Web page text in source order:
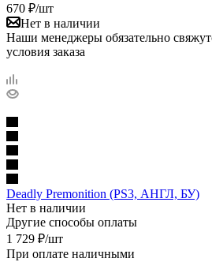
670 ₽/шт
Нет в наличии
Наши менеджеры обязательно
условия заказа
Deadly Premonition (PS3, АНГЛ, БУ)
Нет в наличии
Другие способы оплаты
1 729 ₽/шт
При оплате наличными